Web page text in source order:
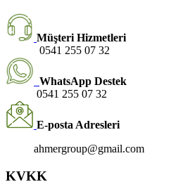
Müşteri Hizmetleri
0541 255 07 32
WhatsApp Destek
0541 255 07 32
E-posta Adresleri
ahmergroup@gmail.com
KVKK